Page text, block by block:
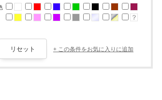
+ この条件をお気に入りに追加